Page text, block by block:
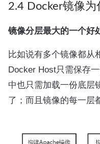
2.4 Docker镜像为
镜像分层最大的一个好
比如说有多个镜像都从
Docker Host只需保存
中也只需加载一份底层
了；而且镜像的每一层